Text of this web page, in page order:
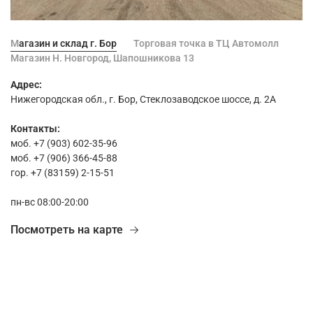
Магазин и склад г. Бор
Торговая точка в ТЦ Автомолл
Магазин Н. Новгород, Шапошникова 13
Адрес:
Нижегородская обл., г. Бор, Стеклозаводское шоссе, д. 2А
Контакты:
моб. +7 (903) 602-35-96
моб. +7 (906) 366-45-88
гор. +7 (83159) 2-15-51
пн-вс 08:00-20:00
Посмотреть на карте